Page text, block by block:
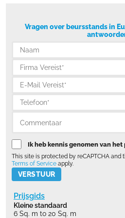
Vragen over beursstands in
Ik heb kennis genomen van
This site is protected by reCAPTCHA and
Terms of Service apply.
Please leave this field empty.
Prijsgids
Kleine standaard
6 Sq. m to 20 Sq. m